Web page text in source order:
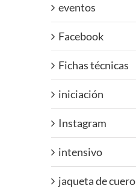
eventos
Facebook
Fichas técnicas
iniciación
Instagram
intensivo
jaqueta de cuero